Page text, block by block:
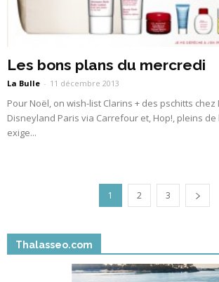
Les bons plans du mercredi
La Bulle - 11 décembre 2013
Pour Noël, on wish-list Clarins + des pschitts
Disneyland Paris via Carrefour et, Hop!, pleins
exige...
1 2 3
Thalasseo.com